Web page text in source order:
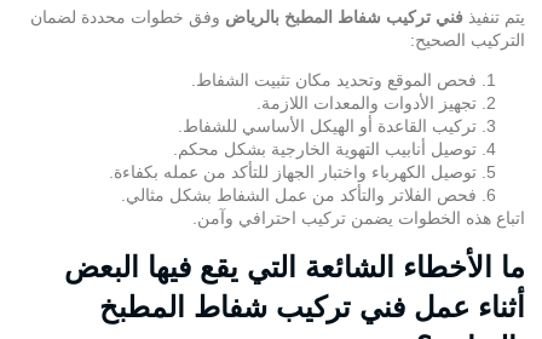
يتم تنفيذ فني تركيب شفاط المطبخ بالرياض وفق خطوات محددة لضمان
التركيب الصحيح:
فحص الموقع وتحديد مكان تثبيت الشفاط
تجهيز الأدوات والمعدات اللازمة.
تركيب القاعدة أو الهيكل الأساسي للشفاط.
توصيل أنابيب التهوية الخارجية بشكل محكم.
توصيل الكهرباء واختبار الجهاز للتأكد من عمله بكفاءة.
فحص الفلاتر والتأكد من عمل الشفاط بشكل مثالي.
اتباع هذه الخطوات يضمن تركيب احترافي وآمن.
ما الأخطاء الشائعة التي يقع فيها البعض
أثناء عمل فني تركيب شفاط المطبخ